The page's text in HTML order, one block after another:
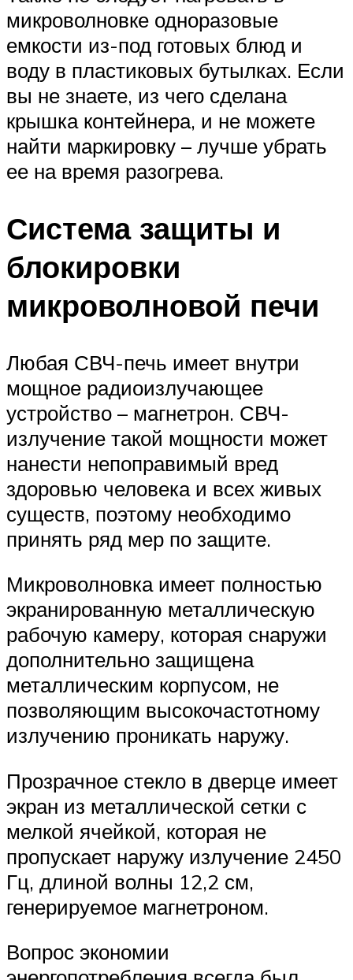
микроволновке одноразовые
емкости из-под готовых блюд и
воду в пластиковых бутылках. Если
вы не знаете, из чего сделана
крышка контейнера, и не можете
найти маркировку – лучше убрать
ее на время разогрева.
Система защиты и
блокировки
микроволновой печи
Любая СВЧ-печь имеет внутри
мощное радиоизлучающее
устройство – магнетрон. СВЧ-
излучение такой мощности может
нанести непоправимый вред
здоровью человека и всех живых
существ, поэтому необходимо
принять ряд мер по защите.
Микроволновка имеет полностью
экранированную металлическую
рабочую камеру, которая снаружи
дополнительно защищена
металлическим корпусом, не
позволяющим высокочастотному
излучению проникать наружу.
Прозрачное стекло в дверце имеет
экран из металлической сетки с
мелкой ячейкой, которая не
пропускает наружу излучение 2450
Гц, длиной волны 12,2 см,
генерируемое магнетроном.
Вопрос экономии